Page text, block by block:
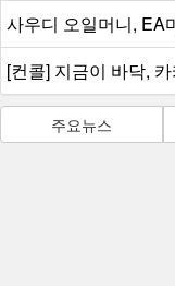
사우디 오일머니, EA
[컨콜] 지금이 바닥,
주요뉴스